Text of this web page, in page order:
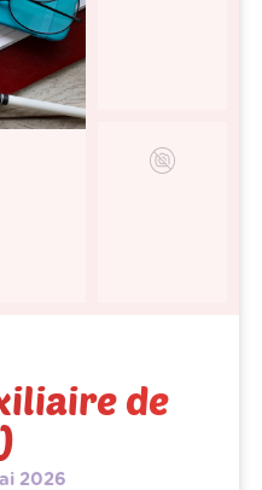
de
2026